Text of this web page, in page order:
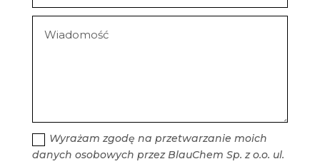
Wyrażam zgodę na przetwarzanie moich
danych osobowych przez BlauChem Sp. z o.o. ul.